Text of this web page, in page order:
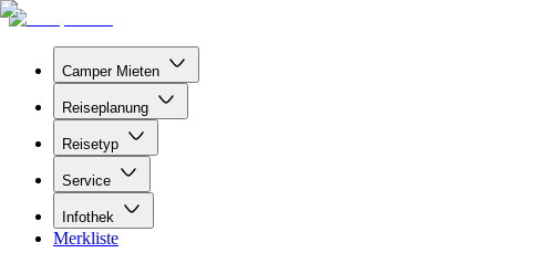
Camper Mieten
Reiseplanung
Reisetyp
Service
Infothek
Merkliste